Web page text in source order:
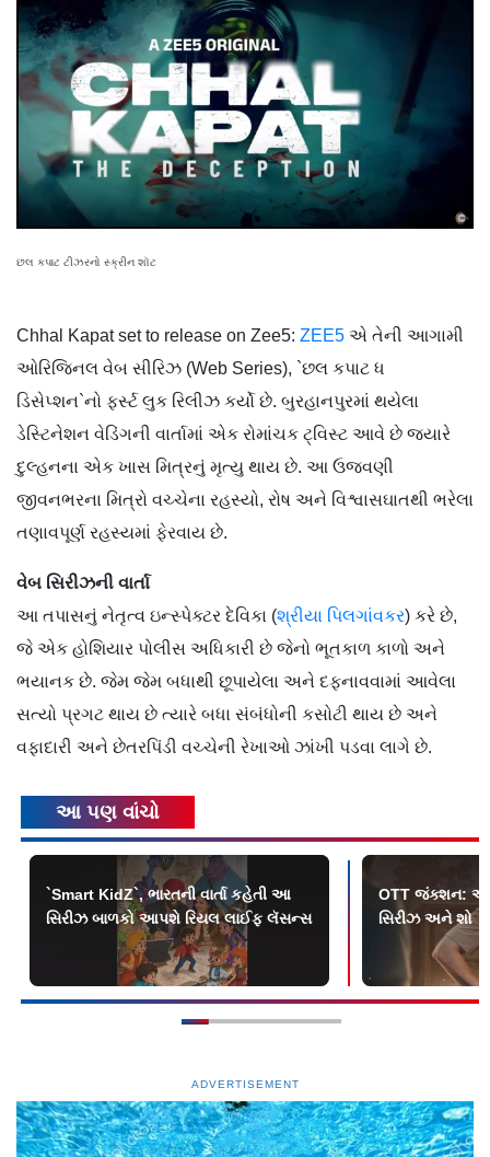
છલ કપાટ ટીઝરનો સ્ક્રીન શૉટ
Chhal Kapat set to release on Zee5: ZEE5 એ તેની આગામી
ઓરિજિનલ વેબ સીરિઝ (Web Series), `છલ કપાટ ધ
ડિસેપ્શન`નો ફર્સ્ટ લુક રિલીઝ કર્યો છે. બુરહાનપુરમાં થયેલા
ડેસ્ટિનેશન વેડિંગની વાર્તામાં એક રોમાંચક ટ્વિસ્ટ આવે છે જ્યારે
દુલ્હનના એક ખાસ મિત્રનું મૃત્યુ થાય છે. આ ઉજવણી
જીવનભરના મિત્રો વચ્ચેના રહસ્યો, રોષ અને વિશ્વાસઘાતથી ભરેલા
તણાવપૂર્ણ રહસ્યમાં ફેરવાય છે.
વેબ સિરીઝની વાર્તા
આ તપાસનું નેતૃત્વ ઇન્સ્પેક્ટર દેવિકા (શ્રીયા પિલગાંવકર) કરે છે,
જે એક હોશિયાર પોલીસ અધિકારી છે જેનો ભૂતકાળ કાળો અને
ભયાનક છે. જેમ જેમ બધાથી છૂપાયેલા અને દફનાવવામાં આવેલા
સત્યો પ્રગટ થાય છે ત્યારે બધા સંબંધોની કસોટી થાય છે અને
વફાદારી અને છેતરપિંડી વચ્ચેની રેખાઓ ઝાંખી પડવા લાગે છે.
આ પણ વાંચો
`Smart KidZ`, ભારતની વાર્તા કહેતી આ
સિરીઝ બાળકો આપશે રિયલ લાઈફ લૅસન્સ
OTT જંક્શન: આ
સિરીઝ અને શો
ADVERTISEMENT